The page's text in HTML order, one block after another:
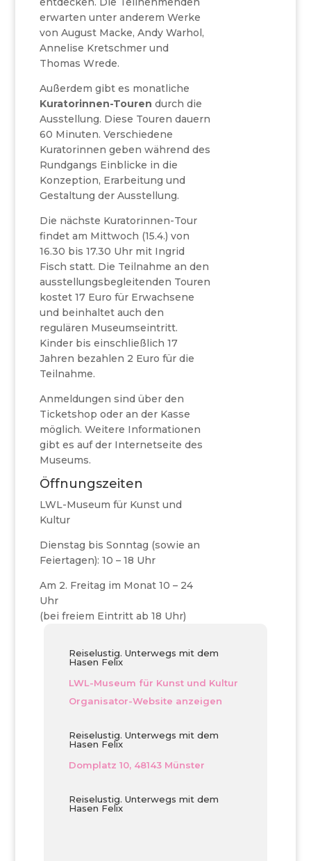
erwarten unter anderem Werke
von August Macke, Andy Warhol,
Annelise Kretschmer und
Thomas Wrede.
Außerdem gibt es monatliche
Kuratorinnen-Touren durch die
Ausstellung. Diese Touren dauern
60 Minuten. Verschiedene
Kuratorinnen geben während des
Rundgangs Einblicke in die
Konzeption, Erarbeitung und
Gestaltung der Ausstellung.
Die nächste Kuratorinnen-Tour
findet am Mittwoch (15.4.) von
16.30 bis 17.30 Uhr mit Ingrid
Fisch statt. Die Teilnahme an den
ausstellungsbegleitenden Touren
kostet 17 Euro für Erwachsene
und beinhaltet auch den
regulären Museumseintritt.
Kinder bis einschließlich 17
Jahren bezahlen 2 Euro für die
Teilnahme.
Anmeldungen sind über den
Ticketshop oder an der Kasse
möglich. Weitere Informationen
gibt es auf der Internetseite des
Museums.
Öffnungszeiten
LWL-Museum für Kunst und
Kultur
Dienstag bis Sonntag (sowie an
Feiertagen): 10 – 18 Uhr
Am 2. Freitag im Monat 10 – 24
Uhr
(bei freiem Eintritt ab 18 Uhr)
Reiselustig. Unterwegs mit dem
Hasen Felix
LWL-Museum für Kunst und Kultur
Organisator-Website anzeigen
Reiselustig. Unterwegs mit dem
Hasen Felix
Domplatz 10, 48143 Münster
Reiselustig. Unterwegs mit dem
Hasen Felix